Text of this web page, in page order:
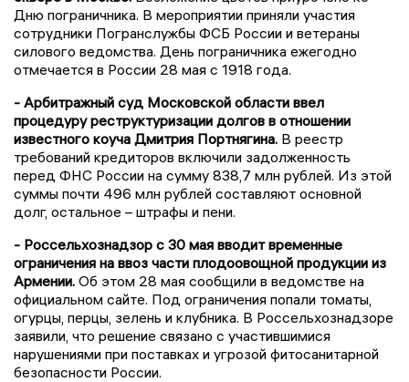
Дню пограничника. В мероприятии приняли участия
сотрудники Погранслужбы ФСБ России и ветераны
силового ведомства. День пограничника ежегодно
отмечается в России 28 мая с 1918 года.
- Арбитражный суд Московской области ввел
процедуру реструктуризации долгов в отношении
известного коуча Дмитрия Портнягина. В реестр
требований кредиторов включили задолженность
перед ФНС России на сумму 838,7 млн рублей. Из этой
суммы почти 496 млн рублей составляют основной
долг, остальное – штрафы и пени.
- Россельхознадзор с 30 мая вводит временные
ограничения на ввоз части плодоовощной продукции из
Армении. Об этом 28 мая сообщили в ведомстве на
официальном сайте. Под ограничения попали томаты,
огурцы, перцы, зелень и клубника. В Россельхознадзоре
заявили, что решение связано с участившимися
нарушениями при поставках и угрозой фитосанитарной
безопасности России.